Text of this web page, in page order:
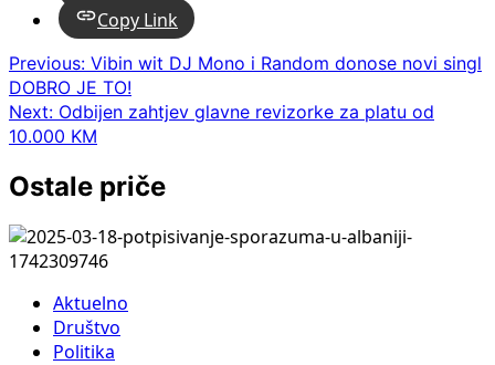
Copy Link
Post
navigation
Previous: Vibin wit DJ Mono i Random donose novi singl
DOBRO JE TO!
Next: Odbijen zahtjev glavne revizorke za platu od
10.000 KM
Ostale priče
Aktuelno
Društvo
Politika